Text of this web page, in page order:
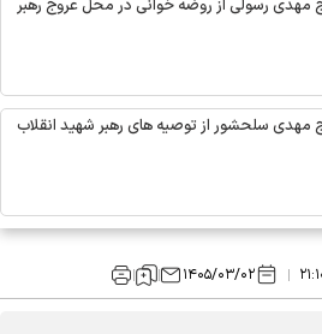
رسولی از روضه خوانی در محل عروج رهبر
سلحشور از توصیه های رهبر شهید انقلاب
۱۴۰۵/۰۳/۰۲